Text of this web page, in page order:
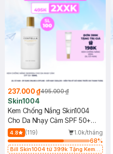
237.000 ₫495.000 ₫
Skin1004
Kem Chống Nắng Skin1004
Cho Da Nhạy Cảm SPF 50+
50ml
4.8 (119)
1.0k/tháng
68%
Bill Skin1004 từ 399k Tặng Kem